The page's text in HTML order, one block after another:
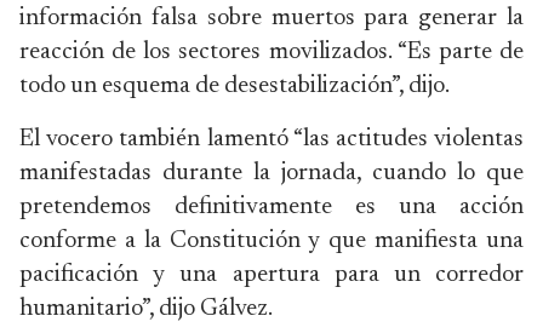
información falsa sobre muertos para generar la
reacción de los sectores movilizados. “Es parte de
todo un esquema de desestabilización”, dijo.
El vocero también lamentó “las actitudes violentas
manifestadas durante la jornada, cuando lo que
pretendemos definitivamente es una acción
conforme a la Constitución y que manifiesta una
pacificación y una apertura para un corredor
humanitario”, dijo Gálvez.